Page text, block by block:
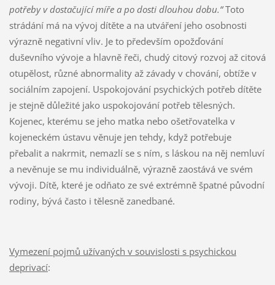
potřeby v dostačující míře a po dosti dlouhou dobu.“Toto
strádání má na vývoj dítěte a na utváření jeho osobnosti
výrazně negativní vliv. Je to především opožďování
duševního vývoje a hlavně řeči, chudý citový rozvoj až citová
otupělost, různé abnormality až závady v chování, obtíže v
sociálním zapojení. Uspokojování psychických potřeb dítěte
je stejně důležité jako uspokojování potřeb tělesných.
Kojenec, kterému se jeho matka nebo ošetřovatelka v
kojeneckém ústavu věnuje jen tehdy, když potřebuje
přebalit a nakrmit, nemazlí se s ním, s láskou na něj nemluví
a nevěnuje se mu individuálně, výrazně zaostává ve svém
vývoji. Dítě, které je odňato ze své extrémně špatné původní
rodiny, bývá často i tělesně zanedbané.
Vymezení pojmů užívaných v souvislosti s psychickou
deprivací: